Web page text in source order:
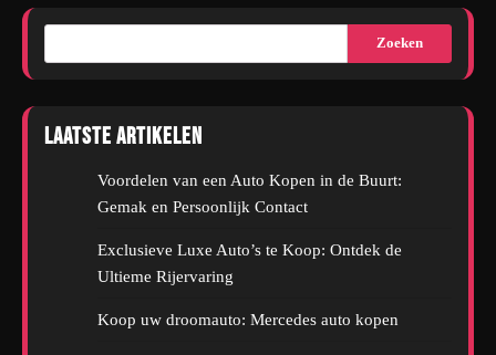
Zoeken
Laatste artikelen
Voordelen van een Auto Kopen in de Buurt:
Gemak en Persoonlijk Contact
Exclusieve Luxe Auto’s te Koop: Ontdek de
Ultieme Rijervaring
Koop uw droomauto: Mercedes auto kopen